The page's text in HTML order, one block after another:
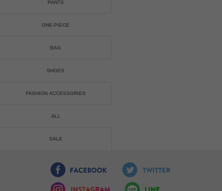
PANTS
ONE-PIECE
BAG
SHOES
FASHION ACCESSORIES
ALL
SALE